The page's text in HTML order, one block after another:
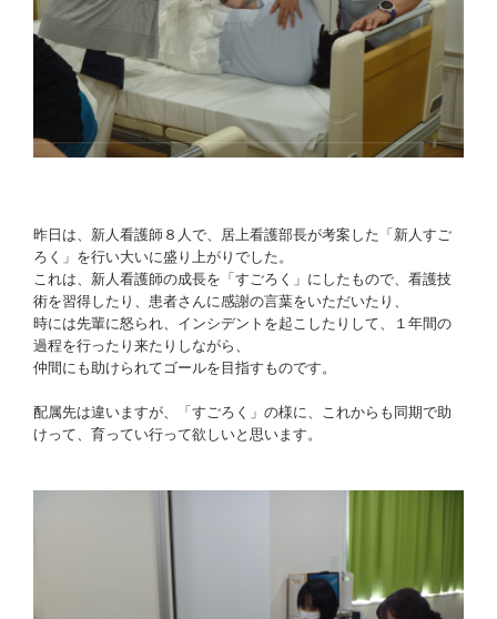
昨日は、新人看護師８人で、居上看護部長が考案した「新人すご
ろく」を行い大いに盛り上がりでした。
これは、新人看護師の成長を「すごろく」にしたもので、看護技
術を習得したり、患者さんに感謝の言葉をいただいたり、
時には先輩に怒られ、インシデントを起こしたりして、１年間の
過程を行ったり来たりしながら、
仲間にも助けられてゴールを目指すものです。
配属先は違いますが、「すごろく」の様に、これからも同期で助
けって、育ってい行って欲しいと思います。